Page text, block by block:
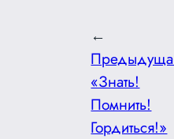
←
«Знать!
Помнить!
Гордиться!»